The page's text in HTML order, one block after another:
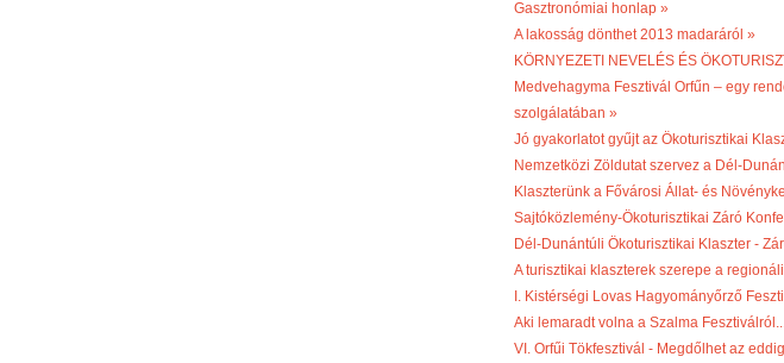
Gasztronómiai honlap »
A lakosság dönthet 2013 madaráról »
KÖRNYEZETI NEVELÉS ÉS
Medvehagyma Fesztivál Orfűn – egy
szolgálatában »
Jó gyakorlatot gyűjt az Ökoturisztikai
Nemzetközi Zöldutat szervez a Dél-
Klaszterünk a Fővárosi Állat- és
Sajtóközlemény-Ökoturisztikai Záró
Dél-Dunántúli Ökoturisztikai Klaszter -
A turisztikai klaszterek szerepe a
I. Kistérségi Lovas Hagyományőrző
Aki lemaradt volna a Szalma
VI. Orfűi Tökfesztivál - Megdőlhet az